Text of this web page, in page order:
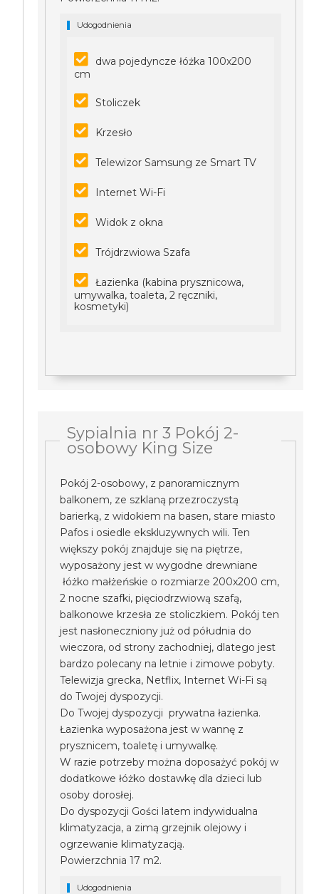
Udogodnienia
dwa pojedyncze łóżka 100x200
cm
Stoliczek
Krzesło
Telewizor Samsung ze Smart TV
Internet Wi-Fi
Widok z okna
Trójdrzwiowa Szafa
Łazienka (kabina prysznicowa,
umywalka, toaleta, 2 ręczniki,
kosmetyki)
Sypialnia nr 3 Pokój 2-
osobowy King Size
Pokój 2-osobowy, z panoramicznym
balkonem, ze szklaną przezroczystą
barierką, z widokiem na basen, stare miasto
Pafos i osiedle ekskluzywnych wili. Ten
większy pokój znajduje się na piętrze,
wyposażony jest w wygodne drewniane
łóżko małżeńskie o rozmiarze 200x200 cm,
2 nocne szafki, pięciodrzwiową szafą,
balkonowe krzesła ze stoliczkiem. Pokój ten
jest nasłoneczniony już od półudnia do
wieczora, od strony zachodniej, dlatego jest
bardzo polecany na letnie i zimowe pobyty.
Telewizja grecka, Netflix, Internet Wi-Fi są
do Twojej dyspozycji.
Do Twojej dyspozycji prywatna łazienka.
Łazienka wyposażona jest w wannę z
prysznicem, toaletę i umywalkę.
W razie potrzeby można doposażyć pokój w
dodatkowe łóżko dostawkę dla dzieci lub
osoby dorosłej.
Do dyspozycji Gości latem indywidualna
klimatyzacja, a zimą grzejnik olejowy i
ogrzewanie klimatyzacją.
Powierzchnia 17 m2.
Udogodnienia